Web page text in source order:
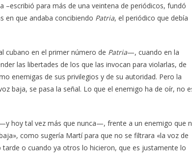
para más de una veintena de periódicos, fundó
que andaba concibiendo Patria, el periódico que debía
cubano en el primer número de Patria—, cuando en la
las libertades de los que las invocan para violarlas, de
enemigas de sus privilegios y de su autoridad. Pero la
baja, se pasa la señal. Lo que el enemigo ha de oír, no
hoy tal vez más que nunca—, frente a un enemigo que
como sugería Martí para que no se filtrara «la voz de
o cuando ya otros lo hicieron, que es justamente lo